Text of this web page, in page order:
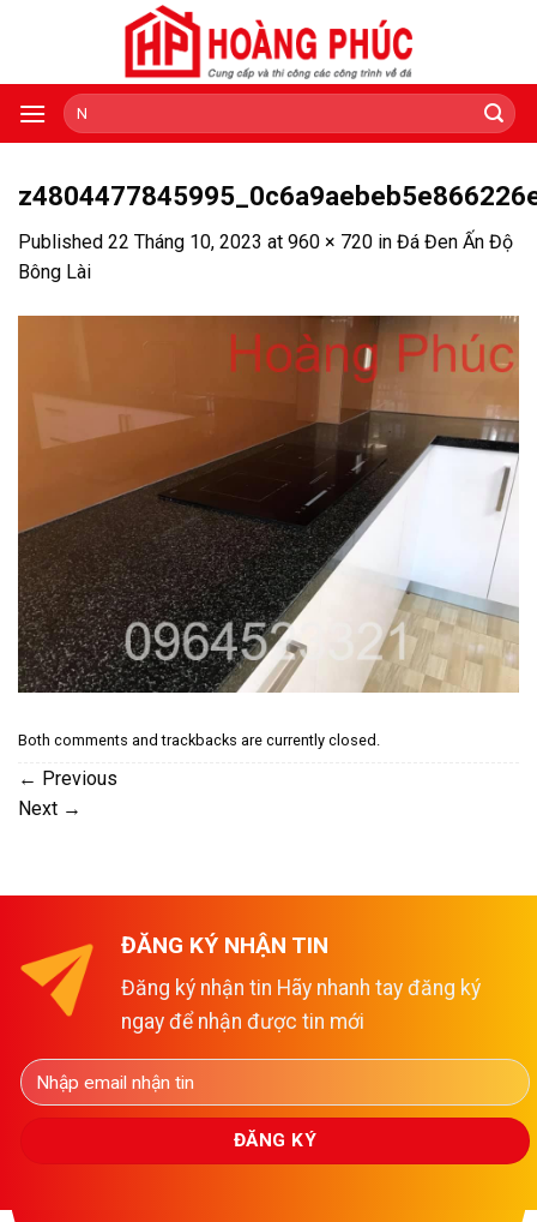
Tìm
kiếm:
Published 22 Tháng 10, 2023 at 960 × 720 in Đá Đen Ấn Độ
Bông Lài
Both comments and trackbacks are currently closed.
← Previous
Next →
ĐĂNG KÝ NHẬN TIN
Đăng ký nhận tin Hãy nhanh tay đăng ký
ngay để nhận được tin mới